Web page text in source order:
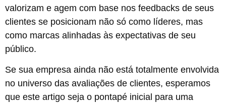
valorizam e agem com base nos feedbacks de seus
clientes se posicionam não só como líderes, mas
como marcas alinhadas às expectativas de seu
público.
Se sua empresa ainda não está totalmente envolvida
no universo das avaliações de clientes, esperamos
que este artigo seja o pontapé inicial para uma